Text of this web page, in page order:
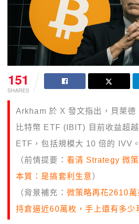
151
SHARES
Arkham 於 X 發文指出 ，貝萊德
比特幣 ETF (IBIT) 目前收益超
ETF ，包括規模大 10倍的 IVV 。
（前情提要： 看清 Strategy 微策
本質：是搞套利生意）
（背景補充： 微策略再花2610
持倉逼近60萬枚，手上還有多少